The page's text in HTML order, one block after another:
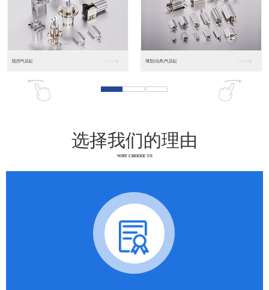
松下人机界面DP10... 数字光钎传感器FX-...
选择我们的理由
WHY CHOOSE US